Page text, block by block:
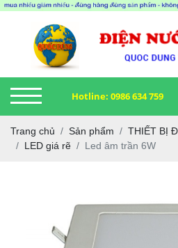
Hotline: 0986 634 759
Trang chủ Sản phẩm
THIẾT BỊ
LED giá rẽ
Led âm trần 6W